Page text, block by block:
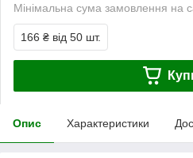
Мінімальна сума замовлення на
166 ₴ від 50 шт.
Опис Характеристики